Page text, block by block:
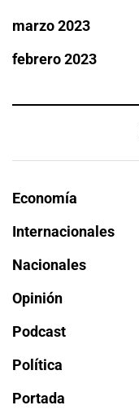
marzo 2023
febrero 2023
Economía
Internacionales
Nacionales
Opinión
Podcast
Política
Portada